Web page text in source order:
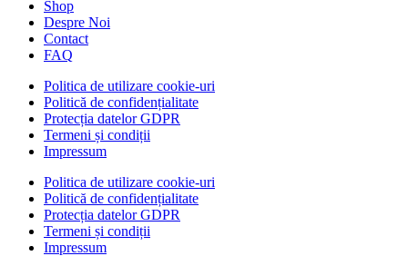
Shop
Despre Noi
Contact
FAQ
Politica de utilizare cookie-uri
Politică de confidențialitate
Protecția datelor GDPR
Termeni și condiții
Impressum
Politica de utilizare cookie-uri
Politică de confidențialitate
Protecția datelor GDPR
Termeni și condiții
Impressum